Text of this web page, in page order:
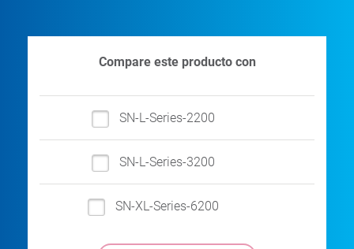
Compare este producto con
SN-L-Series-2200
SN-L-Series-3200
SN-XL-Series-6200